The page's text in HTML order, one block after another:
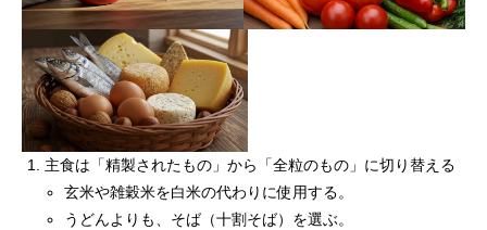
主食は「精製されたもの」から「全粒のもの」に切り替える
玄米や雑穀米を白米の代わりに使用する。
うどんよりも、そば（十割そば）を選ぶ。